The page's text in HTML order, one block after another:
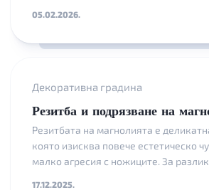
05.02.2026.
Декоративна градина
Резитба и подрязване на
Резитбата на магнолията е
която изисква повече естетическо
малко агресия с ножиците. За
17.12.2025.